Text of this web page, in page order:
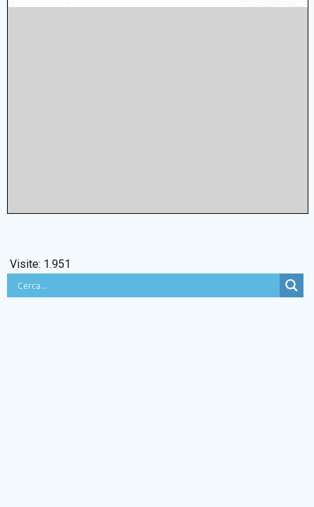
Visite: 1.951